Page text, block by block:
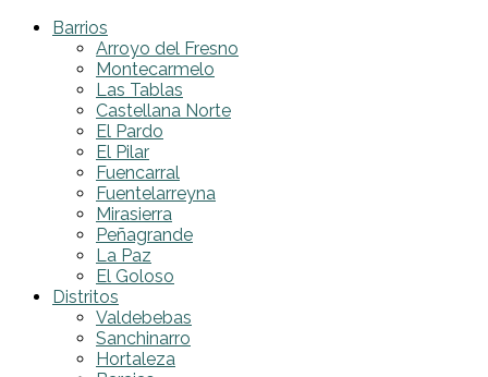
Barrios
Arroyo del Fresno
Montecarmelo
Las Tablas
Castellana Norte
El Pardo
El Pilar
Fuencarral
Fuentelarreyna
Mirasierra
Peñagrande
La Paz
El Goloso
Distritos
Valdebebas
Sanchinarro
Hortaleza